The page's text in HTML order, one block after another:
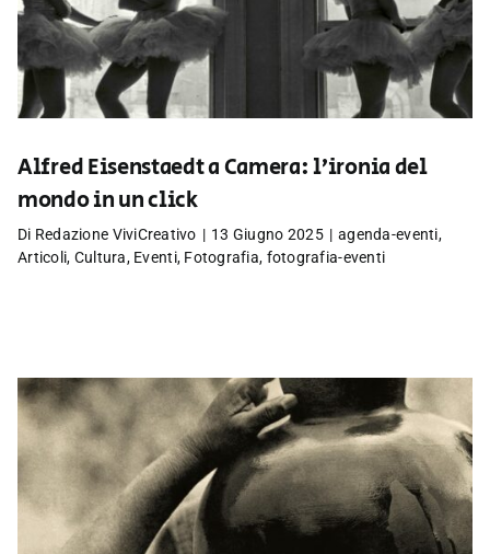
Alfred Eisenstaedt a Camera: l’ironia del
mondo in un click
Di Redazione ViviCreativo | 13 Giugno 2025 | agenda-eventi,
Articoli, Cultura, Eventi, Fotografia, fotografia-eventi